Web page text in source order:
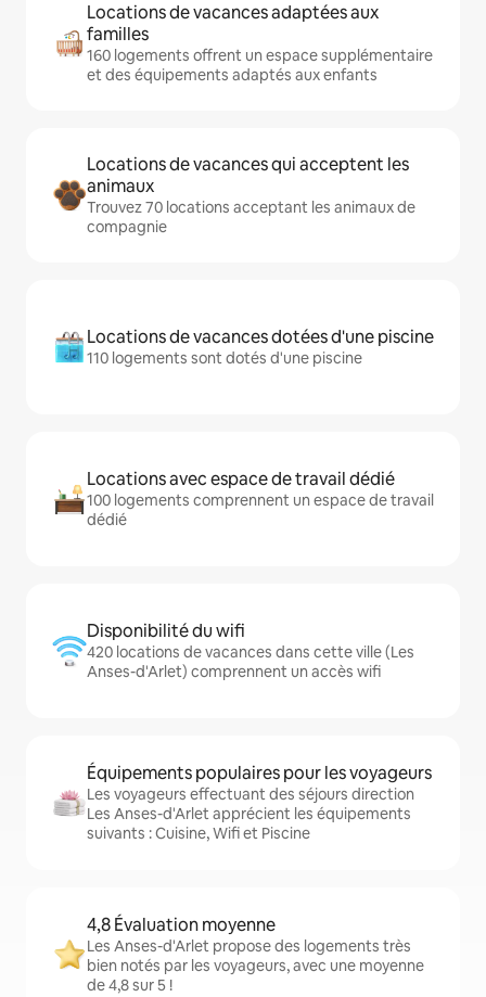
Locations de vacances adaptées aux
familles
160 logements offrent un espace supplémentaire
et des équipements adaptés aux enfants
Locations de vacances qui acceptent les
animaux
Trouvez 70 locations acceptant les animaux de
compagnie
Locations de vacances dotées d'une piscine
110 logements sont dotés d'une piscine
Locations avec espace de travail dédié
100 logements comprennent un espace de travail
dédié
Disponibilité du wifi
420 locations de vacances dans cette ville (Les
Anses-d'Arlet) comprennent un accès wifi
Équipements populaires pour les voyageurs
Les voyageurs effectuant des séjours direction
Les Anses-d'Arlet apprécient les équipements
suivants : Cuisine, Wifi et Piscine
4,8 Évaluation moyenne
Les Anses-d'Arlet propose des logements très
bien notés par les voyageurs, avec une moyenne
de 4,8 sur 5 !